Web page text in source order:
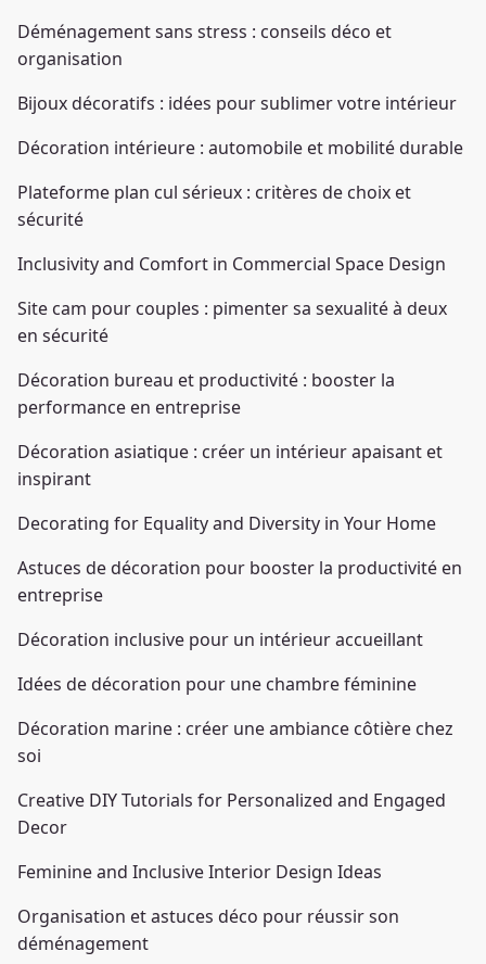
Déménagement sans stress : conseils déco et
organisation
Bijoux décoratifs : idées pour sublimer votre intérieur
Décoration intérieure : automobile et mobilité durable
Plateforme plan cul sérieux : critères de choix et
sécurité
Inclusivity and Comfort in Commercial Space Design
Site cam pour couples : pimenter sa sexualité à deux
en sécurité
Décoration bureau et productivité : booster la
performance en entreprise
Décoration asiatique : créer un intérieur apaisant et
inspirant
Decorating for Equality and Diversity in Your Home
Astuces de décoration pour booster la productivité en
entreprise
Décoration inclusive pour un intérieur accueillant
Idées de décoration pour une chambre féminine
Décoration marine : créer une ambiance côtière chez
soi
Creative DIY Tutorials for Personalized and Engaged
Decor
Feminine and Inclusive Interior Design Ideas
Organisation et astuces déco pour réussir son
déménagement